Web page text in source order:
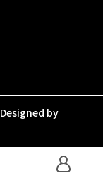
Designed by